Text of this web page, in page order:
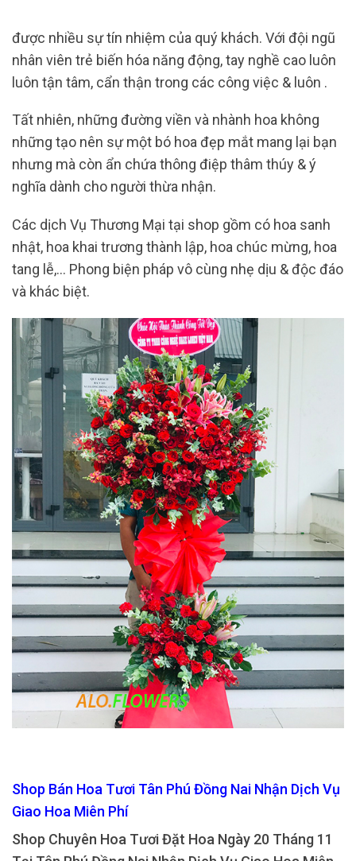
được nhiều sự tín nhiệm của quý khách. Với đội ngũ
nhân viên trẻ biến hóa năng động, tay nghề cao luôn
luôn tận tâm, cẩn thận trong các công việc & luôn .
Tất nhiên, những đường viền và nhành hoa không
những tạo nên sự một bó hoa đẹp mắt mang lại bạn
nhưng mà còn ẩn chứa thông điệp thâm thúy & ý
nghĩa dành cho người thừa nhận.
Các dịch Vụ Thương Mại tại shop gồm có hoa sanh
nhật, hoa khai trương thành lập, hoa chúc mừng, hoa
tang lễ,… Phong biện pháp vô cùng nhẹ dịu & độc đáo
và khác biệt.
Shop Bán Hoa Tươi Tân Phú Đồng Nai Nhận Dịch Vụ
Giao Hoa Miên Phí
Shop Chuyên Hoa Tươi Đặt Hoa Ngày 20 Tháng 11